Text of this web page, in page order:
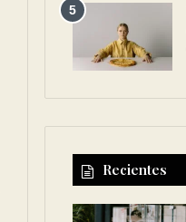
Recientes